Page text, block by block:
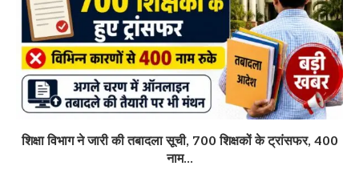
शिक्षा विभाग ने जारी की तबादला सूची, 700 शिक्षकों के ट्रांसफर, 400
नाम...